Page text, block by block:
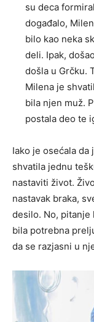
su deca
događalo,
bilo kao neka
deli. Ipak,
došla u Grčku.
Milena je
bila njen muž.
postala deo te
Iako je osećala da
shvatila jednu
nastaviti život.
nastavak braka,
desilo. No, pitanje
bila potrebna
da se razjasni u